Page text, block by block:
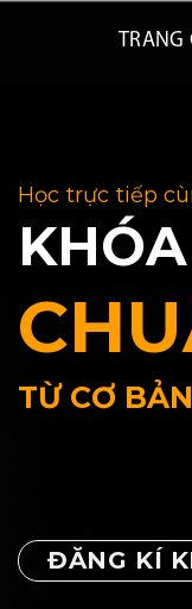
TRANG
Học trực tiếp
TỪ CƠ
ĐĂNG KÍ